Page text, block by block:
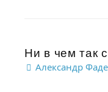
Ни в чем так
Александр